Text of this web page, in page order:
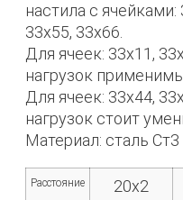
настила с ячейками:
33x55, 33x66.
Для ячеек: 33x11,
нагрузок
Для ячеек: 33x44,
нагрузок стоит
Материал: cталь Ст3
Расстояние
20x2